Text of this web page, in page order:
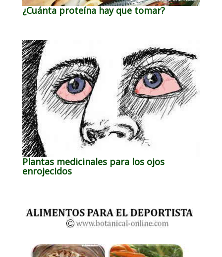
¿Cuánta proteína hay que tomar?
Plantas medicinales para los ojos
enrojecidos